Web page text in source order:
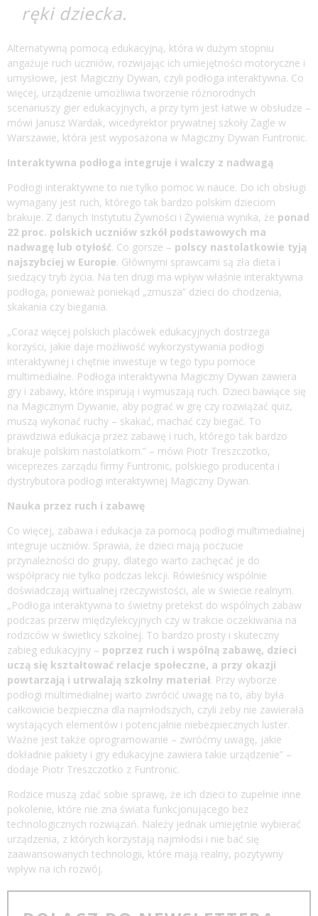
ręki dziecka.
Alternatywną pomocą edukacyjną, która w dużym stopniu
angażuje ruch uczniów, rozwijając ich umiejętności motoryczne i
umysłowe, jest Magiczny Dywan, czyli podłoga interaktywna. Co
więcej, urządzenie umożliwia tworzenie różnorodnych
scenariuszy gier edukacyjnych, a przy tym jest łatwe w obsłudze –
mówi Janusz Wardak, wicedyrektor prywatnej szkoły Żagle w
Warszawie, która jest wyposażona w Magiczny Dywan Funtronic.
Interaktywna podłoga integruje i walczy z nadwagą
Podłogi interaktywne to nie tylko pomoc w nauce. Do ich obsługi
wymagany jest ruch, którego tak bardzo polskim dzieciom
brakuje. Z danych Instytutu Żywności i Żywienia wynika, że ponad
22 proc. polskich uczniów szkół podstawowych ma
nadwagę lub otyłość. Co gorsze – polscy nastolatkowie tyją
najszybciej w Europie. Głównymi sprawcami są zła dieta i
siedzący tryb życia. Na ten drugi ma wpływ właśnie interaktywna
podłoga, ponieważ poniekąd „zmusza” dzieci do chodzenia,
skakania czy biegania.
„Coraz więcej polskich placówek edukacyjnych dostrzega
korzyści, jakie daje możliwość wykorzystywania podłogi
interaktywnej i chętnie inwestuje w tego typu pomoce
multimedialne. Podłoga interaktywna Magiczny Dywan zawiera
gry i zabawy, które inspirują i wymuszają ruch. Dzieci bawiące się
na Magicznym Dywanie, aby pograć w grę czy rozwiązać quiz,
muszą wykonać ruchy – skakać, machać czy biegać. To
prawdziwa edukacja przez zabawę i ruch, którego tak bardzo
brakuje polskim nastolatkom.” – mówi Piotr Treszczotko,
wiceprezes zarządu firmy Funtronic, polskiego producenta i
dystrybutora podłogi interaktywnej Magiczny Dywan.
Nauka przez ruch i zabawę
Co więcej, zabawa i edukacja za pomocą podłogi multimedialnej
integruje uczniów. Sprawia, że dzieci mają poczucie
przynależności do grupy, dlatego warto zachęcać je do
współpracy nie tylko podczas lekcji. Rówieśnicy wspólnie
doświadczają wirtualnej rzeczywistości, ale w świecie realnym.
„Podłoga interaktywna to świetny pretekst do wspólnych zabaw
podczas przerw międzylekcyjnych czy w trakcie oczekiwania na
rodziców w świetlicy szkolnej. To bardzo prosty i skuteczny
zabieg edukacyjny – poprzez ruch i wspólną zabawę, dzieci
uczą się kształtować relacje społeczne, a przy okazji
powtarzają i utrwalają szkolny materiał. Przy wyborze
podłogi multimedialnej warto zwrócić uwagę na to, aby była
całkowicie bezpieczna dla najmłodszych, czyli żeby nie zawierała
wystających elementów i potencjalnie niebezpiecznych luster.
Ważne jest także oprogramowanie – zwróćmy uwagę, jakie
dokładnie pakiety i gry edukacyjne zawiera takie urządzenie” –
dodaje Piotr Treszczotko z Funtronic.
Rodzice muszą zdać sobie sprawę, że ich dzieci to zupełnie inne
pokolenie, które nie zna świata funkcjonującego bez
technologicznych rozwiązań. Należy jednak umiejętnie wybierać
urządzenia, z których korzystają najmłodsi i nie bać się
zaawansowanych technologii, które mają realny, pozytywny
wpływ na ich rozwój.